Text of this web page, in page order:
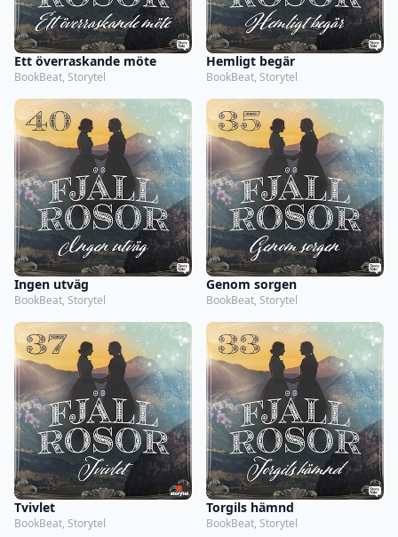
Ett överraskande möte
BookBeat, Storytel
Hemligt begär
BookBeat, Storytel
Ingen utväg
BookBeat, Storytel
Genom sorgen
BookBeat, Storytel
Tvivlet
BookBeat, Storytel
Torgils hämnd
BookBeat, Storytel